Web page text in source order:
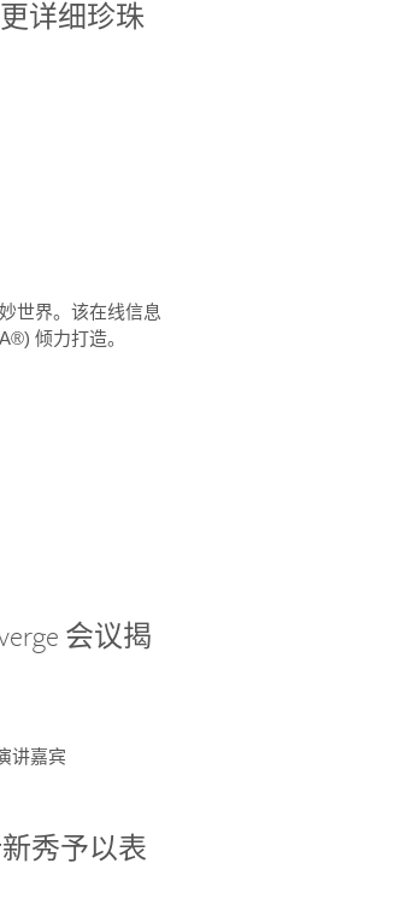
详细珍珠
世界。该在线信息
倾力打造。
会议揭
讲嘉宾
新秀予以表